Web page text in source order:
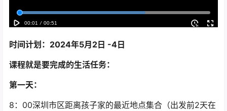
时间计划：2024年5月2日 -4日
课程就是要完成的生活任务：
第一天：
8：00深圳市区距离孩子家的最近地点集合（出发前2天在